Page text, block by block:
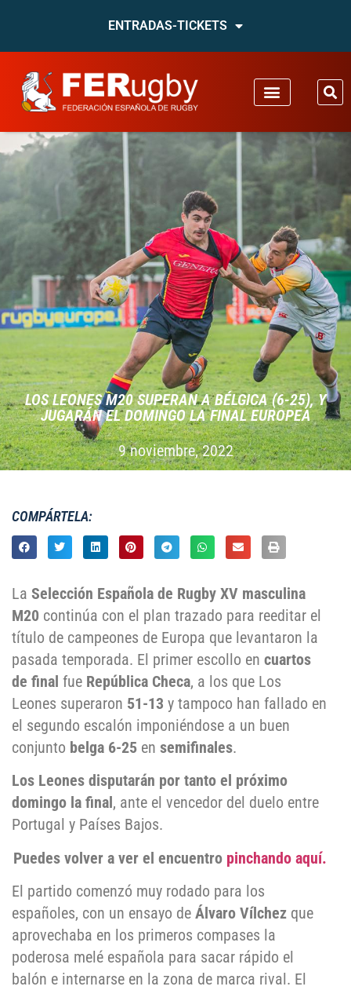
ENTRADAS-TICKETS
LOS LEONES M20 SUPERAN A BÉLGICA (6-25), Y
JUGARÁN EL DOMINGO LA FINAL EUROPEA
9 noviembre, 2022
COMPÁRTELA:
La Selección Española de Rugby XV masculina
M20 continúa con el plan trazado para reeditar el
título de campeones de Europa que levantaron la
pasada temporada. El primer escollo en cuartos
de final fue República Checa, a los que Los
Leones superaron 51-13 y tampoco han fallado en
el segundo escalón imponiéndose a un buen
conjunto belga 6-25 en semifinales.
Los Leones disputarán por tanto el próximo
domingo la final , ante el vencedor del duelo entre
Portugal y Países Bajos.
Puedes volver a ver el encuentro pinchando aquí.
El partido comenzó muy rodado para los
españoles, con un ensayo de Álvaro Vílchez que
aprovechaba en los primeros compases la
poderosa melé española para sacar rápido el
balón e internarse en la zona de marca rival. El